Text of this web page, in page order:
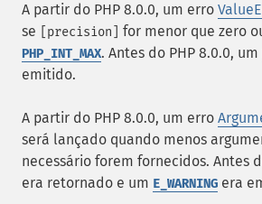
A partir do PHP 8.0.0, um erro
se
[precision] for menor que zero
PHP_INT_MAX. Antes do PHP 8.0.0, um
emitido.
A partir do PHP 8.0.0, um erro
será lançado quando menos
necessário forem fornecidos. Antes
era retornado e um E_WARNING era